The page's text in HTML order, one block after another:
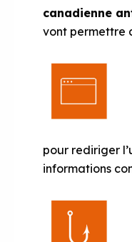
canadienne
vont permettre
pour rediriger
informations